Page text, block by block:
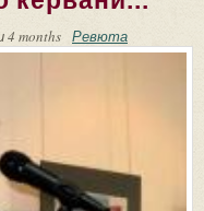
4 months Ревюта